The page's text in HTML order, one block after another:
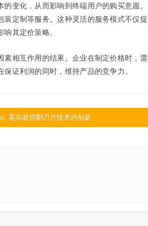
变化，从而影响到终端用户的购买意愿。
定制等服务。这种灵活的服务模式不仅提
其定价策略。
相互作用的结果。企业在制定价格时，需
证利润的同时，维持产品的竞争力。
花岗岩切割刀片技术的创新